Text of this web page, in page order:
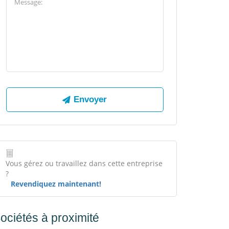
Vous gérez ou travaillez dans cette entreprise
?
Revendiquez maintenant!
à proximité